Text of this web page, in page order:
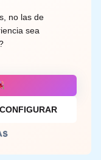
8 València
no las de
sea
CONFIGURAR